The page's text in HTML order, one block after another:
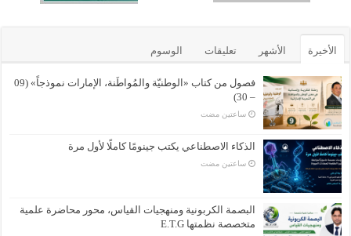
الأخيرة الأشهر تعليقات الوسوم
فصول من كتاب «الوطنيّة والمُواطَنة، الإمارات نموذجاً» (09
– 30)
‏ساعتين مضت
الذكاء الاصطناعي يكتب جينومًا كاملًا لأول مرة
‏ساعتين مضت
البصمة الكربونية ومنهجيات القياس، محور محاضرة علمية
متخصصة نظمتها E.T.G